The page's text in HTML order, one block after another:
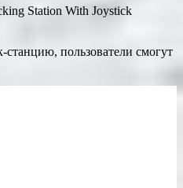
Station With Joystick
пользователи смогут